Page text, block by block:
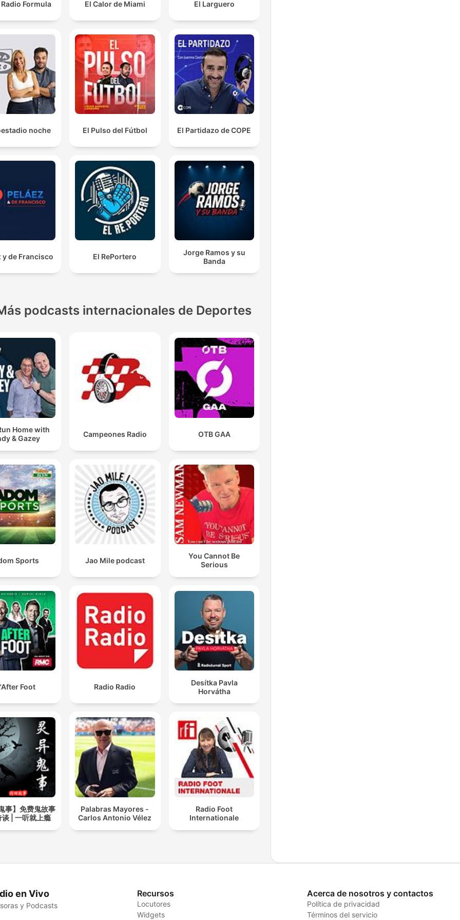
Radio Formula El Calor de Miami El Larguero
noche El Pulso del Fútbol El Partidazo de COPE
y de Francisco El RePortero
Jorge Ramos y su
Banda
podcasts internacionales de Deportes
Home with
& Gazey
Campeones Radio OTB GAA
Sports Jao Mile podcast
You Cannot Be
Serious
Foot Radio Radio
Desítka Pavla
Horvátha
事】免费鬼故事
谈 | 一听就上瘾
Palabras Mayores -
Carlos Antonio Vélez
Radio Foot
Internationale
en Vivo
y Podcasts
Recursos
Locutores
Widgets
Acerca de nosotros y contactos
Política de privacidad
Términos del servicio